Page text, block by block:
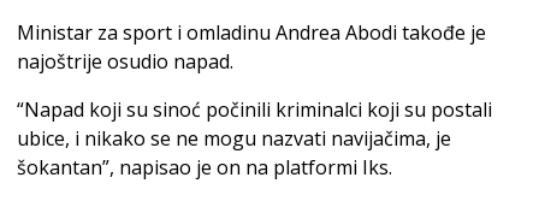
Ministar za sport i omladinu Andrea Abodi takođe je
najoštrije osudio napad.
“Napad koji su sinoć počinili kriminalci koji su postali
ubice, i nikako se ne mogu nazvati navijačima, je
šokantan”, napisao je on na platformi Iks.